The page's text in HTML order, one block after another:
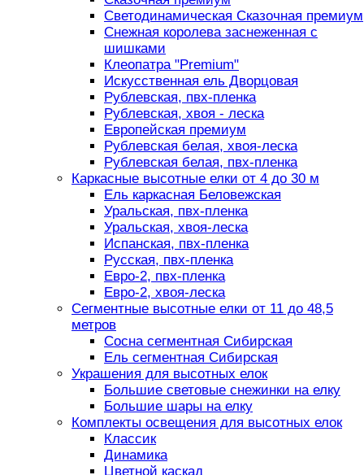
Светодинамическая Сказочная премиум
Снежная королева заснеженная с
шишками
Клеопатра "Premium"
Искусственная ель Дворцовая
Рублевская, пвх-пленка
Рублевская, хвоя - леска
Европейская премиум
Рублевская белая, хвоя-леска
Рублевская белая, пвх-пленка
Каркасные высотные елки от 4 до 30 м
Ель каркасная Беловежская
Уральская, пвх-пленка
Уральская, хвоя-леска
Испанская, пвх-пленка
Русская, пвх-пленка
Евро-2, пвх-пленка
Евро-2, хвоя-леска
Сегментные высотные елки от 11 до 48,5
метров
Сосна сегментная Сибирская
Ель сегментная Сибирская
Украшения для высотных елок
Большие световые снежинки на елку
Большие шары на елку
Комплекты освещения для высотных елок
Классик
Динамика
Цветной каскад